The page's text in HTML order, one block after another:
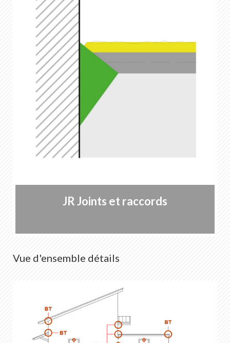
JR Joints et raccords
Vue d'ensemble détails